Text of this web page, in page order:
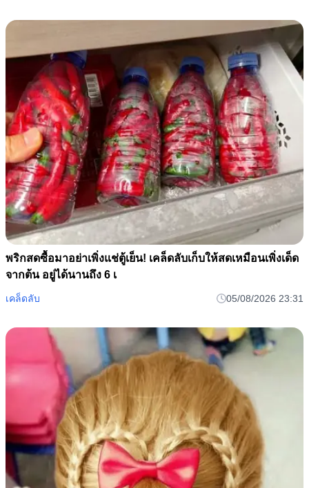
พริกสดซื้อมาอย่าเพิ่งแช่ตู้เย็น! เคล็ดลับเก็บให้สดเหมือนเพิ่งเด็ด
จากต้น อยู่ได้นานถึง 6 เ
เคล็ดลับ 05/08/2026 23:31